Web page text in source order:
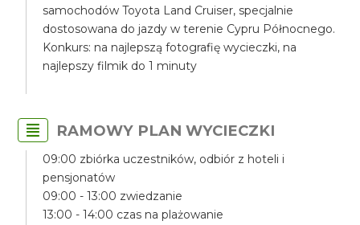
samochodów Toyota Land Cruiser, specjalnie
dostosowana do jazdy w terenie Cypru Północnego.
Konkurs: na najlepszą fotografię wycieczki, na
najlepszy filmik do 1 minuty
RAMOWY PLAN WYCIECZKI
09:00 zbiórka uczestników, odbiór z hoteli i
pensjonatów
09:00 - 13:00 zwiedzanie
13:00 - 14:00 czas na plażowanie